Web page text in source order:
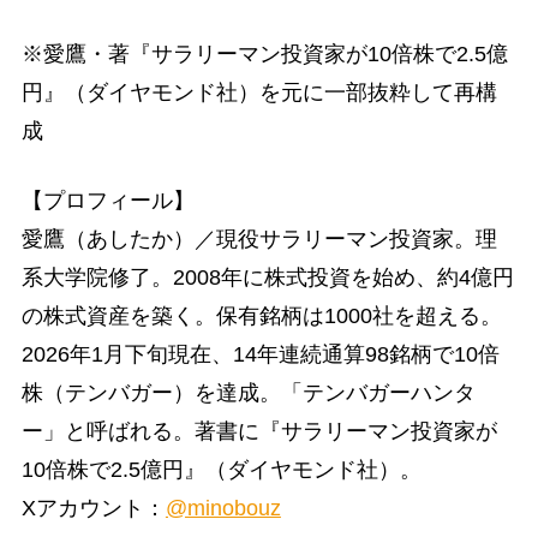
※愛鷹・著『サラリーマン投資家が10倍株で2.5億
円』（ダイヤモンド社）を元に一部抜粋して再構
成
【プロフィール】
愛鷹（あしたか）／現役サラリーマン投資家。理
系大学院修了。2008年に株式投資を始め、約4億円
の株式資産を築く。保有銘柄は1000社を超える。
2026年1月下旬現在、14年連続通算98銘柄で10倍
株（テンバガー）を達成。「テンバガーハンタ
ー」と呼ばれる。著書に『サラリーマン投資家が
10倍株で2.5億円』（ダイヤモンド社）。
Xアカウント： @minobouz